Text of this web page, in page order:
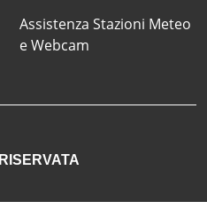
Assistenza Stazioni Meteo
e Webcam